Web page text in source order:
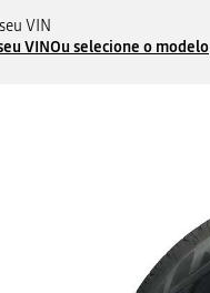
VIN
VINOu selecione o modelo